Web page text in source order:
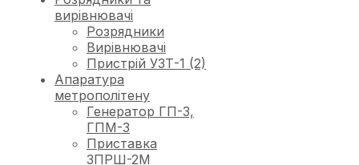
вирівнювачі
Розрядники
Вирівнювачі
Пристрій УЗТ-1 (2)
Апаратура
метрополітену
Генератор ГП-3,
ГПМ-3
Приставка
ЗПРШ-2М